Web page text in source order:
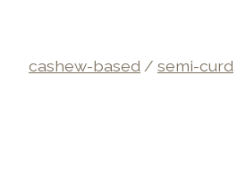
cashew-based / semi-curd